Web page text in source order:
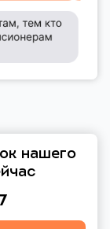
нашего